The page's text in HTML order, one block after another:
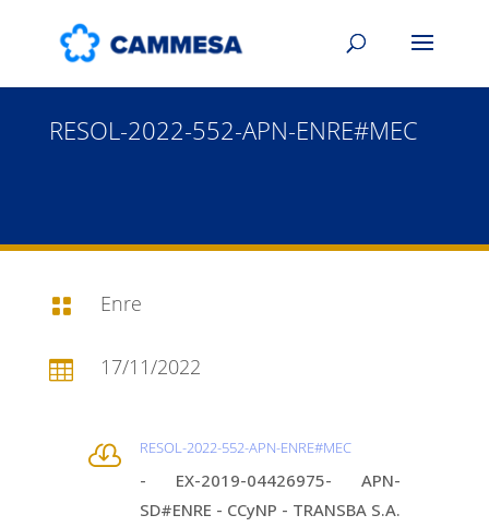
RESOL-2022-552-APN-ENRE#MEC
 Enre
 17/11/2022
 RESOL-2022-552-APN-ENRE#MEC
- EX-2019-04426975- APN-
SD#ENRE - CCyNP - TRANSBA S.A.